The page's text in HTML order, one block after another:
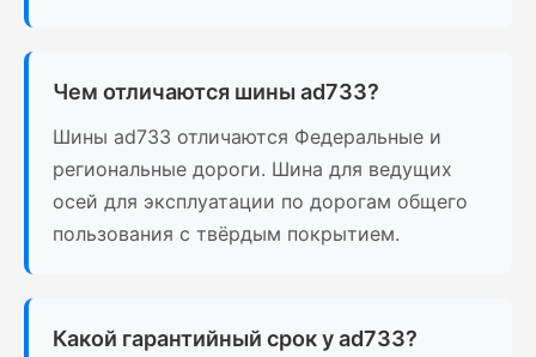
Чем отличаются шины ad733?
Шины ad733 отличаются Федеральные и
региональные дороги. Шина для ведущих
осей для эксплуатации по дорогам общего
пользования с твёрдым покрытием.
Какой гарантийный срок у ad733?